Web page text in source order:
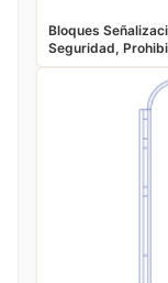
Bloques
Seguridad,